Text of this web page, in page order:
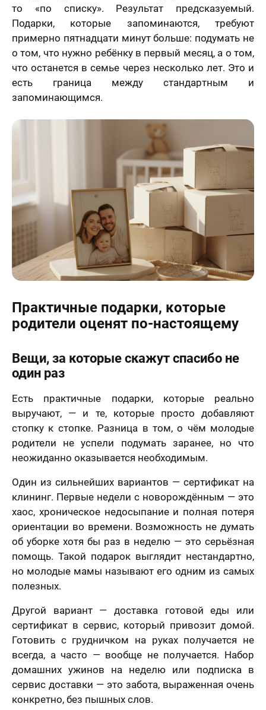
то «по списку». Результат предсказуемый.
Подарки, которые запоминаются, требуют
примерно пятнадцати минут больше: подумать не
о том, что нужно ребёнку в первый месяц, а о том,
что останется в семье через несколько лет. Это и
есть граница между стандартным и
запоминающимся.
Практичные подарки, которые
родители оценят по-настоящему
Вещи, за которые скажут спасибо не
один раз
Есть практичные подарки, которые реально
выручают, — и те, которые просто добавляют
стопку к стопке. Разница в том, о чём молодые
родители не успели подумать заранее, но что
неожиданно оказывается необходимым.
Один из сильнейших вариантов — сертификат на
клининг. Первые недели с новорождённым — это
хаос, хроническое недосыпание и полная потеря
ориентации во времени. Возможность не думать
об уборке хотя бы раз в неделю — это серьёзная
помощь. Такой подарок выглядит нестандартно,
но молодые мамы называют его одним из самых
полезных.
Другой вариант — доставка готовой еды или
сертификат в сервис, который привозит домой.
Готовить с грудничком на руках получается не
всегда, а часто — вообще не получается. Набор
домашних ужинов на неделю или подписка в
сервис доставки — это забота, выраженная очень
конкретно, без пышных слов.